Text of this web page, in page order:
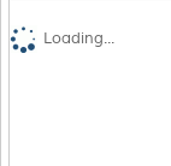
Loading...